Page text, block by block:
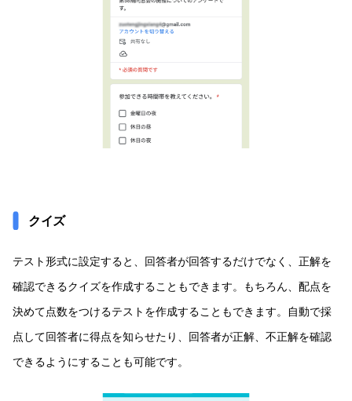
クイズ
テスト形式に設定すると、回答者が回答するだけでなく、正解を
確認できるクイズを作成することもできます。もちろん、配点を
決めて点数をつけるテストを作成することもできます。自動で採
点して回答者に得点を知らせたり、回答者が正解、不正解を確認
できるようにすることも可能です。